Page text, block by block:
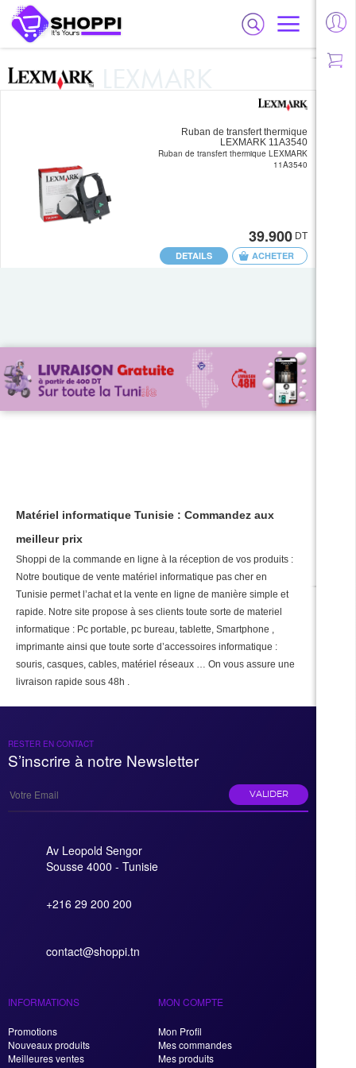
Ruban de transfert thermique
LEXMARK 11A3540
Ruban de transfert thermique LEXMARK
11A3540
39.900 DT
ACHETER
DETAILS
Matériel informatique Tunisie : Commandez aux
meilleur prix
Shoppi de la commande en ligne à la réception de vos produits :
Notre boutique de vente matériel informatique pas cher en
Tunisie permet l’achat et la vente en ligne de manière simple et
rapide. Notre site propose à ses clients toute sorte de materiel
informatique : Pc portable, pc bureau, tablette, Smartphone ,
imprimante ainsi que toute sorte d’accessoires informatique :
souris, casques, cables, matériel réseaux … On vous assure une
livraison rapide sous 48h .
RESTER EN CONTACT
S’inscrire à notre Newsletter
VALIDER
Av Leopold Sengor
Sousse 4000 - Tunisie
+216 29 200 200
contact@shoppi.tn
INFORMATIONS
Promotions
Nouveaux produits
Meilleures ventes
MON COMPTE
Mon Profil
Mes commandes
Mes produits